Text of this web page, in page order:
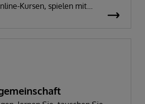
Kursen, spielen mit